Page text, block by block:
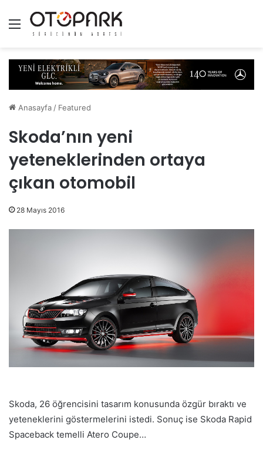
Menü
Anasayfa / Featured
Skoda’nın yeni
yeteneklerinden ortaya
çıkan otomobil
28 Mayıs 2016
Skoda, 26 öğrencisini tasarım konusunda özgür bıraktı ve
yeteneklerini göstermelerini istedi. Sonuç ise Skoda Rapid
Spaceback temelli Atero Coupe…